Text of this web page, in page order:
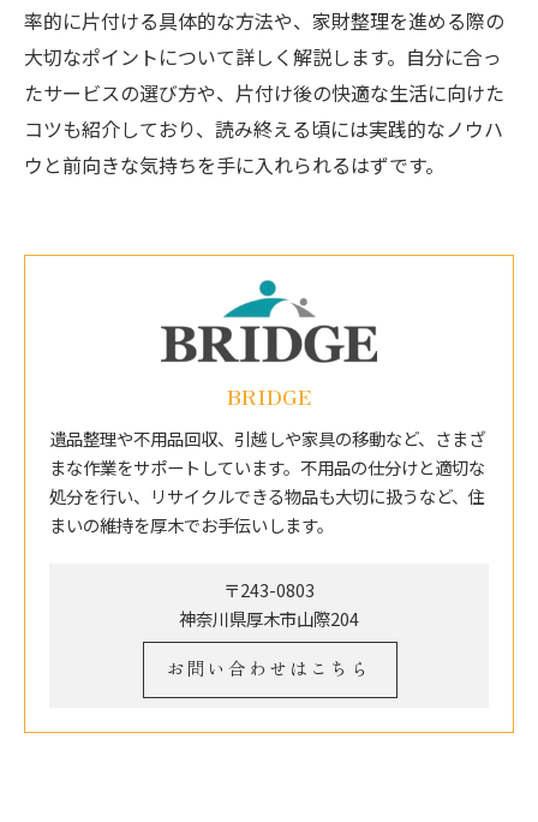
率的に片付ける具体的な方法や、家財整理を進める際の
大切なポイントについて詳しく解説します。自分に合っ
たサービスの選び方や、片付け後の快適な生活に向けた
コツも紹介しており、読み終える頃には実践的なノウハ
ウと前向きな気持ちを手に入れられるはずです。
BRIDGE
遺品整理や不用品回収、引越しや家具の移動など、さまざ
まな作業をサポートしています。不用品の仕分けと適切な
処分を行い、リサイクルできる物品も大切に扱うなど、住
まいの維持を厚木でお手伝いします。
〒243-0803
神奈川県厚木市山際204
お問い合わせはこちら